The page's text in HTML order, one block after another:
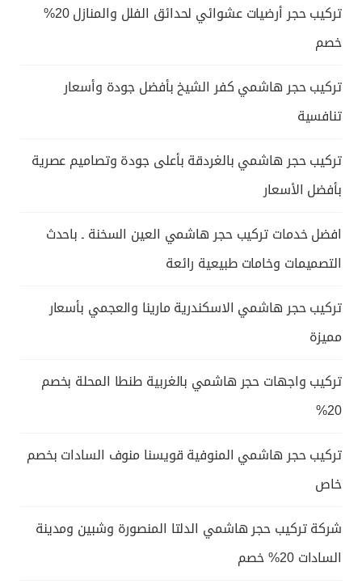
تركيب حجر أرضيات عشوائي لحدائق الفلل والمنازل 20%
خصم
تركيب حجر هاشمي كفر الشيخ بأفضل جودة وأسعار
تنافسية
تركيب حجر هاشمي بالغردقة بأعلى جودة وتصاميم عصرية
بأفضل الأسعار
افضل خدمات تركيب حجر هاشمي العين السخنة ـ باحدث
التصميمات وخامات طبيعية رائعة
تركيب حجر هاشمي الاسكندرية مارينا والعجمي بأسعار
مميزة
تركيب واجهات حجر هاشمي بالغربية طنطا المحلة بخصم
20%
تركيب حجر هاشمي المنوفية قويسنا منوف السادات بخصم
خاص
شركة تركيب حجر هاشمي الدلتا المنصورة وشبين ومدينة
السادات 20% خصم